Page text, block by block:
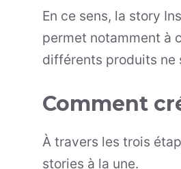
En ce sens, la story
permet notamment à
différents produits ne
Comment
À travers les trois
stories à la une.